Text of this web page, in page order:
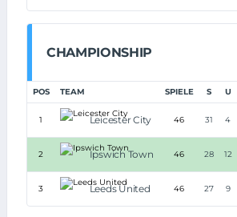
CHAMPIONSHIP
POS TEAM SPIELE S U
1 Leicester City 46 31 4
2 Ipswich Town 46 28 12
3 Leeds United 46 27 9